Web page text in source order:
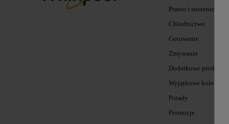
Pranie i suszenie
Chłodnictwo
Gotowanie
Zmywanie
Dodatkowe produkty
Wyjątkowe kolekcje
Porady
Promocje